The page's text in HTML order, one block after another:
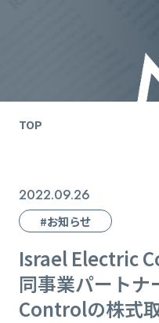
TOP
2022.09.26
#お知らせ
Israel Electric
同事業パート
Controlの株式